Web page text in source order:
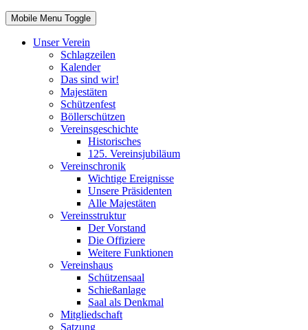
Mobile Menu Toggle
Unser Verein
Schlagzeilen
Kalender
Das sind wir!
Majestäten
Schützenfest
Böllerschützen
Vereinsgeschichte
Historisches
125. Vereinsjubiläum
Vereinschronik
Wichtige Ereignisse
Unsere Präsidenten
Alle Majestäten
Vereinsstruktur
Der Vorstand
Die Offiziere
Weitere Funktionen
Vereinshaus
Schützensaal
Schießanlage
Saal als Denkmal
Mitgliedschaft
Satzung